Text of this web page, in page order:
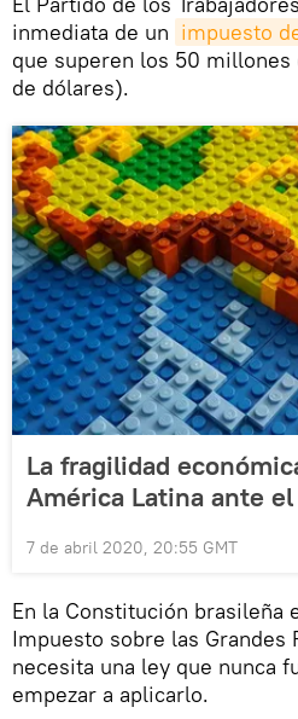
inmediata de un impuesto
que superen los 50
de dólares).
La fragilidad
América Latina ante el
7 de abril 2020, 20:55 GMT
En la Constitución brasileña
Impuesto sobre las Grandes
necesita una ley que nunca
empezar a aplicarlo.